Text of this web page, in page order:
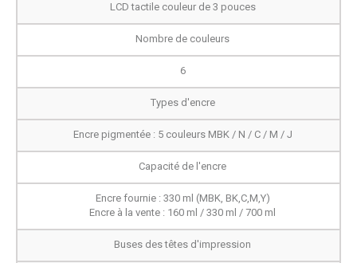
LCD tactile couleur de 3 pouces
Nombre de couleurs
6
Types d'encre
Encre pigmentée : 5 couleurs MBK / N / C / M / J
Capacité de l'encre
Encre fournie : 330 ml (MBK, BK,C,M,Y)
Encre à la vente : 160 ml / 330 ml / 700 ml
Buses des têtes d'impression